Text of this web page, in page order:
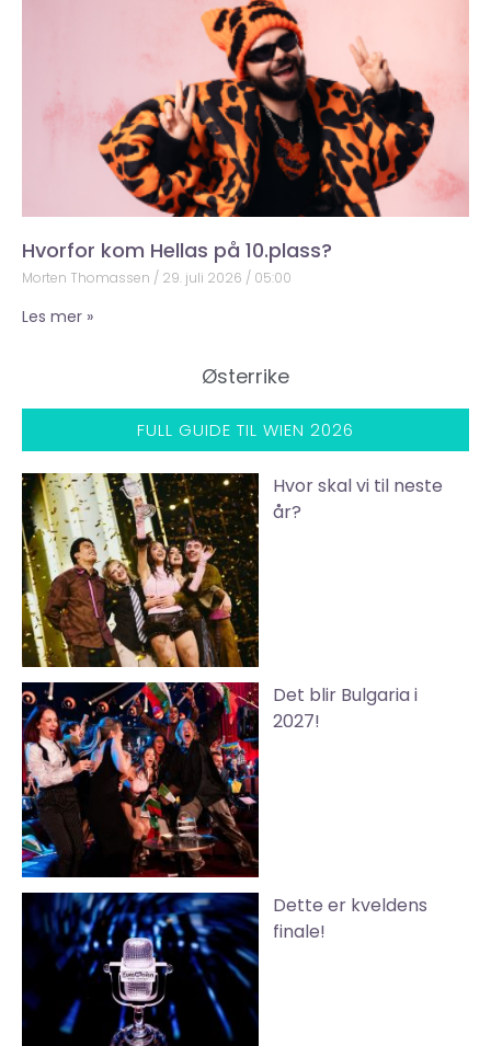
Hvorfor kom Hellas på 10.plass?
Morten Thomassen 29. juli 2026 05:00
Les mer »
Østerrike
FULL GUIDE TIL WIEN 2026
Hvor skal vi til neste
år?
Det blir Bulgaria i
2027!
Dette er kveldens
finale!